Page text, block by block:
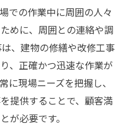
での作業中に周囲の人々
めに、周囲との連絡や調
、建物の修繕や改修工事
、正確かつ迅速な作業が
に現場ニーズを把握し、
提供することで、顧客満
が必要です。